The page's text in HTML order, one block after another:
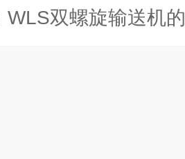
WLS双螺旋输送机的结构